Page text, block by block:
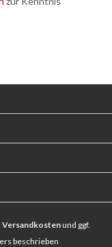
Versandkostenund ggf.
beschrieben